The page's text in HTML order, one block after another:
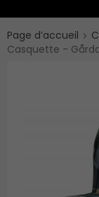
Page d’accueil
Casquette -